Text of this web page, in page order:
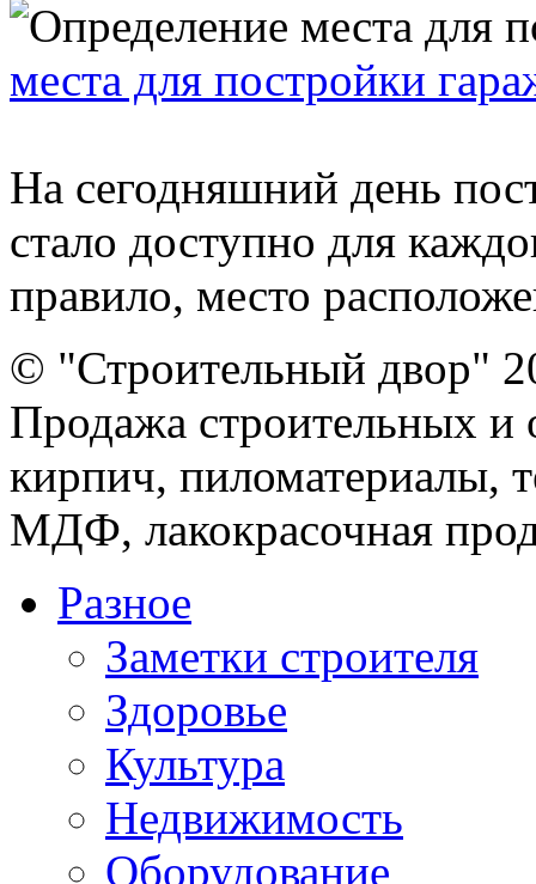
места для постройки
На сегодняшний день
стало доступно для
правило, место
© "Строительный двор"
Продажа строительных и
кирпич, пиломатериалы,
МДФ, лакокрасочная
Разное
Заметки строителя
Здоровье
Культура
Недвижимость
Оборудование